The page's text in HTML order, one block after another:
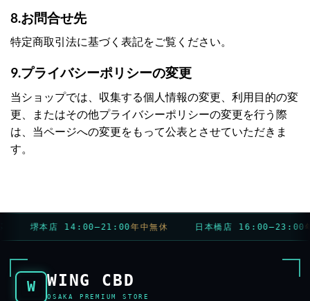
8.お問合せ先
特定商取引法に基づく表記をご覧ください。
9.プライバシーポリシーの変更
当ショップでは、収集する個人情報の変更、利用目的の変
更、またはその他プライバシーポリシーの変更を行う際
は、当ページへの変更をもって公表とさせていただきま
す。
堺本店 14:00–21:00年中無休 日本橋店 16:00–23:00年
W WING CBD
OSAKA PREMIUM STORE